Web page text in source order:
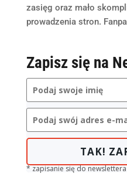
zasięg oraz mało
prowadzenia stron.
Zapisz się na
TAK!
* zapisanie się do